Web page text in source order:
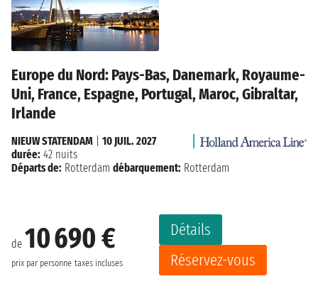
Europe du Nord: Pays-Bas, Danemark, Royaume-
Uni, France, Espagne, Portugal, Maroc, Gibraltar,
Irlande
de 10 690 €
prix par personne taxes incluses
Détails
Réservez-vous
NIEUW STATENDAM
10 JUIL. 2027
durée: 42 nuits
Départs de: Rotterdam débarquement: Rotterdam